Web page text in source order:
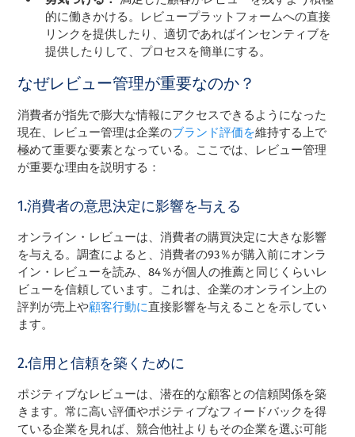
的に働きかける。レビュープラットフォームへの直接
リンクを提供したり、適切であればインセンティブを
提供したりして、プロセスを簡単にする。
なぜレビュー管理が重要なのか？
消費者が指先で膨大な情報にアクセスできるようになった
現在、レビュー管理は企業のブランド評価を維持する上で
極めて重要な要素となっている。ここでは、レビュー管理
が重要な理由を説明する：
1.消費者の意思決定に影響を与える
オンライン・レビューは、消費者の購買決定に大きな影響
を与える。調査によると、消費者の93％が購入前にオンラ
イン・レビューを読み、84％が個人の推薦と同じくらいレ
ビューを信頼しています。これは、企業のオンライン上の
評判が売上や顧客行動に直接影響を与えることを示してい
ます。
2.信用と信頼を築くために
ポジティブなレビューは、潜在的な顧客との信頼関係を築
きます。常に高い評価やポジティブなフィードバックを得
ている企業を見れば、競合他社よりもその企業を選ぶ可能